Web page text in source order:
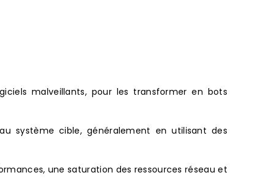
malveillants, pour les transformer en bots
système cible, généralement en utilisant des
une saturation des ressources réseau et